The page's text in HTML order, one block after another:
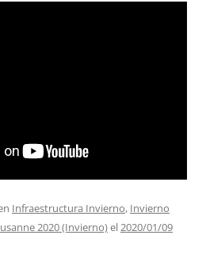
Infraestructura Invierno, Invierno
2020 (Invierno)el2020/01/09